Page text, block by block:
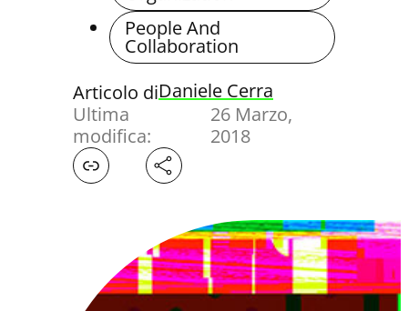
People And
Collaboration
Articolo diDaniele Cerra
Ultima
modifica:
26 Marzo,
2018